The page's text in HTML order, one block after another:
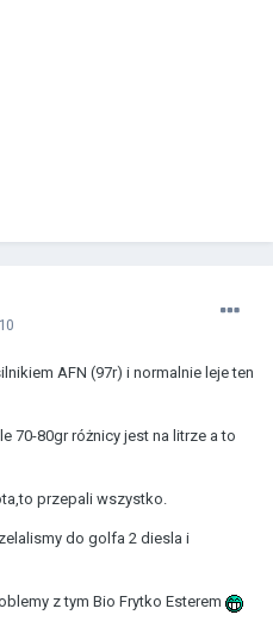
AFN (97r) i normalnie leje ten
70-80gr różnicy jest na litrze a to
przepali wszystko.
do golfa 2 diesla i
z tym Bio Frytko Esterem